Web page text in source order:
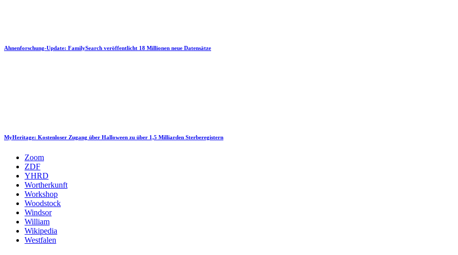
Ahnenforschung-Update: FamilySearch veröffentlicht 18 Millionen neue Datensätze
MyHeritage: Kostenloser Zugang über Halloween zu über 1,5 Milliarden Sterberegistern
Zoom
ZDF
YHRD
Wortherkunft
Workshop
Woodstock
Windsor
William
Wikipedia
Westfalen